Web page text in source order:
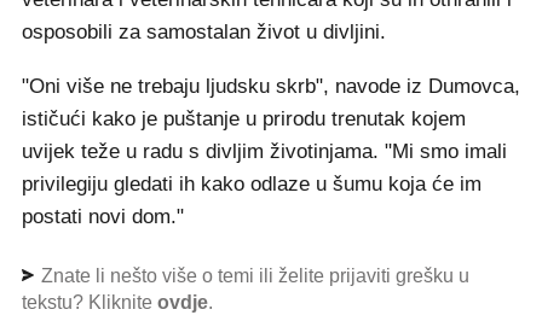
osposobili za samostalan život u divljini.
"Oni više ne trebaju ljudsku skrb", navode iz Dumovca,
ističući kako je puštanje u prirodu trenutak kojem
uvijek teže u radu s divljim životinjama. "Mi smo imali
privilegiju gledati ih kako odlaze u šumu koja će im
postati novi dom."
Znate li nešto više o temi ili želite prijaviti grešku u
tekstu? Kliknite ovdje.